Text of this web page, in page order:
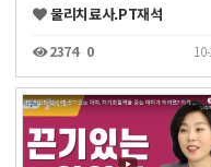
물리치료사.PT재석
2374 0